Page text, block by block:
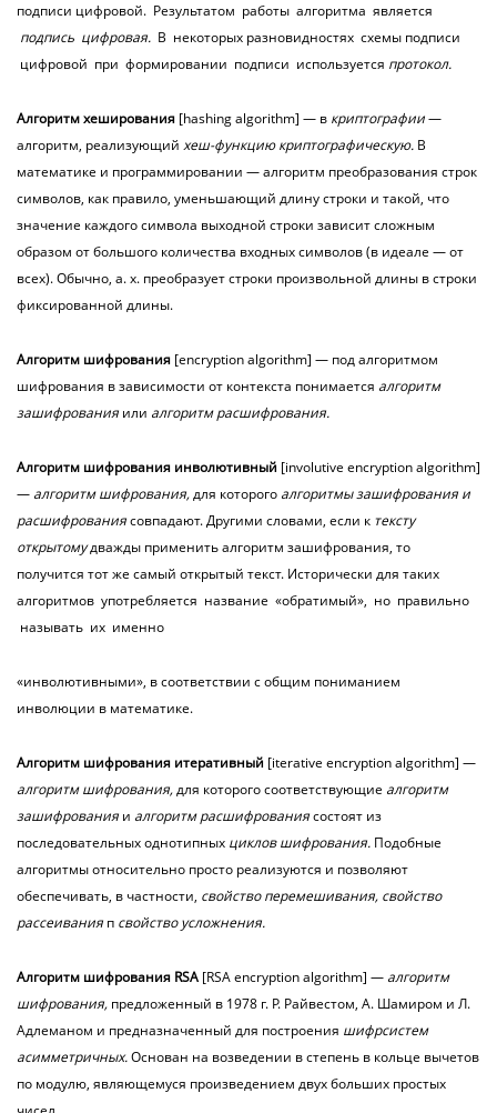
подписи цифровой. Результатом работы алгоритма является
подпись цифровая. В некоторых разновидностях схемы подписи
цифровой при формировании подписи используется протокол.
Алгоритмхеширования [hashing algorithm] — в криптографии—
алгоритм, реализующий хеш-функцию криптографическую. В
математике и программировании — алгоритм преобразования строк
символов, как правило, уменьшающий длину строки и такой, что
значение каждого символа выходной строки зависит сложным
образом от большого количества входных символов (в идеале — от
всех). Обычно, а. х. преобразует строки произвольной длины в строки
фиксированной длины.
Алгоритм шифрования [encryption algorithm] — под алгоритмом
шифрования в зависимости от контекста понимается алгоритм
зашифрования или алгоритм расшифрования.
Алгоритм шифрования инволютивный [involutive encryption algorithm]
— алгоритм шифрования,для которого алгоритмы зашифрования и
расшифрованиясовпадают. Другими словами, если к тексту
открытомудважды применить алгоритм зашифрования, то
получится тот же самый открытый текст. Исторически для таких
алгоритмов употребляется название «обратимый», но правильно
называть их именно
«инволютивными», в соответствии с общим пониманием
инволюции в математике.
Алгоритм шифрования итеративный [iterative encryption algorithm] —
алгоритм шифрования,для которого соответствующие алгоритм
зашифрования и алгоритм расшифрованиясостоят из
последовательных однотипных циклов шифрования. Подобные
алгоритмы относительно просто реализуются и позволяют
обеспечивать, в частности, свойство перемешивания, свойство
рассеивания п свойство усложнения.
Алгоритм шифрования RSA [RSA encryption algorithm] — алгоритм
шифрования, предложенный в 1978 г. Р. Райвестом, А. Шамиром и Л.
Адлеманом и предназначенный для построения шифрсистем
асимметричных.Основан на возведении в степень в кольце вычетов
по модулю, являющемуся произведением двух больших простых